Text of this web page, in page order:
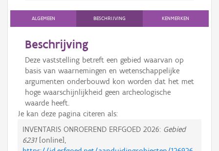
ALGEMEEN BESCHRIJVING KENMERKEN
Beschrijving
Deze vaststelling betreft een gebied waarvan op
basis van waarnemingen en wetenschappelijke
argumenten onderbouwd kon worden dat het met
hoge waarschijnlijkheid geen archeologische
waarde heeft.
Je kan deze pagina citeren als:
INVENTARIS ONROEREND ERFGOED 2026: Gebied
6231[online],